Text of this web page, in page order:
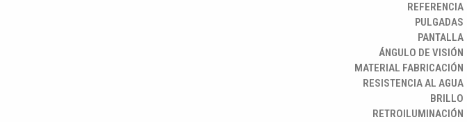
REFERENCIA
PULGADAS
PANTALLA
ÁNGULO DE VISIÓN
MATERIAL FABRICACIÓN
RESISTENCIA AL AGUA
BRILLO
RETROILUMINACIÓN